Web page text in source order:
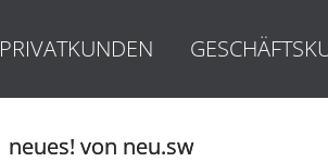
PRIVATKUNDEN
neues! von neu.sw